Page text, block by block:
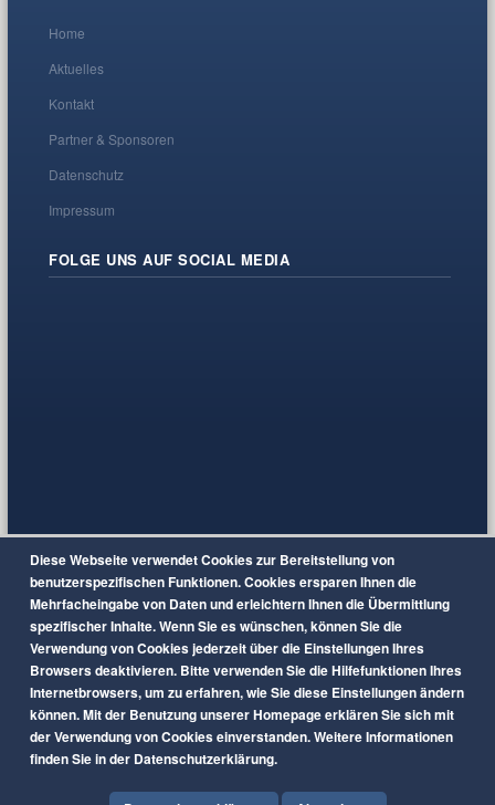
Home
Aktuelles
Kontakt
Partner & Sponsoren
Datenschutz
Impressum
FOLGE UNS AUF SOCIAL MEDIA
© 2020 KG Blau-Weiß Styrumer Löwen e.V.
nach oben
Diese Webseite verwendet Cookies zur Bereitstellung von
benutzerspezifischen Funktionen. Cookies ersparen Ihnen die
Mehrfacheingabe von Daten und erleichtern Ihnen die Übermittlung
spezifischer Inhalte. Wenn Sie es wünschen, können Sie die
Verwendung von Cookies jederzeit über die Einstellungen Ihres
Browsers deaktivieren. Bitte verwenden Sie die Hilfefunktionen Ihres
Internetbrowsers, um zu erfahren, wie Sie diese Einstellungen ändern
können. Mit der Benutzung unserer Homepage erklären Sie sich mit
der Verwendung von Cookies einverstanden. Weitere Informationen
finden Sie in der Datenschutzerklärung.